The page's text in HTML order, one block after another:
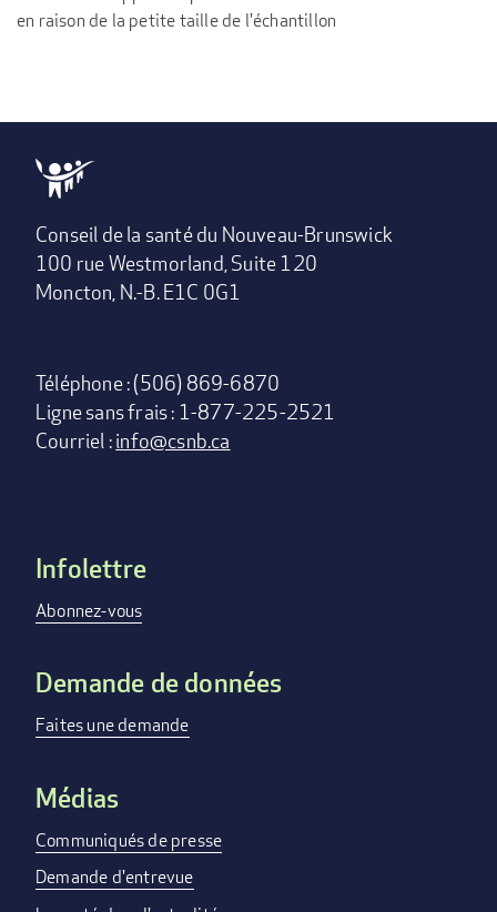
en raison de la petite taille de l'échantillon
Conseil de la santé du Nouveau-Brunswick
100 rue Westmorland, Suite 120
Moncton, N.-B. E1C 0G1
Téléphone : (506) 869-6870
Ligne sans frais : 1-877-225-2521
Courriel :info@csnb.ca
Footer
menu
Infolettre
Abonnez-vous
Demande de données
Faites une demande
Médias
Communiqués de presse
Demande d'entrevue